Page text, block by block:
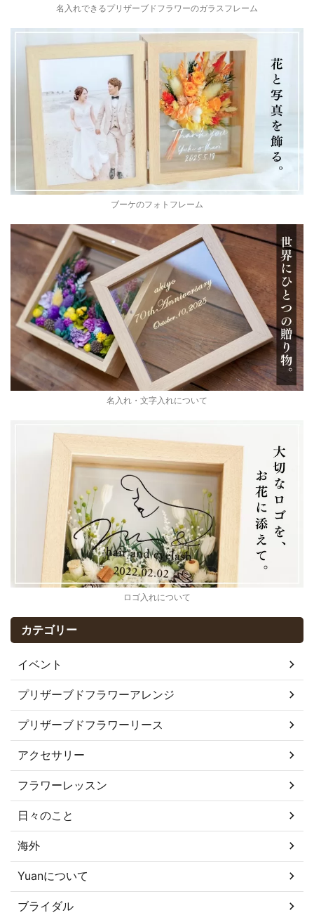
名入れできるプリザーブドフラワーのガラスフレーム
ブーケのフォトフレーム
名入れ・文字入れについて
ロゴ入れについて
カテゴリー
イベント
プリザーブドフラワーアレンジ
プリザーブドフラワーリース
アクセサリー
フラワーレッスン
日々のこと
海外
Yuanについて
ブライダル